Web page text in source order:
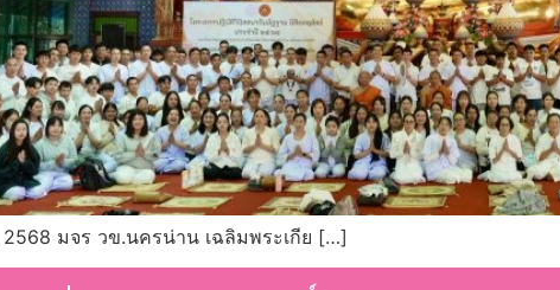
มจร วข.นครน่าน เฉลิมพระเกีย […]